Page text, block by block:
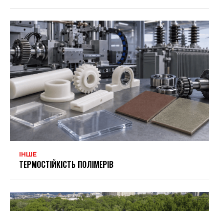
ІНШЕ
ТЕРМОСТІЙКІСТЬ ПОЛІМЕРІВ